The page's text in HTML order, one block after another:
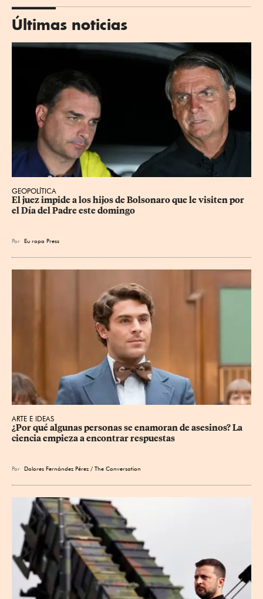
Últimas noticias
GEOPOLÍTICA
El juez impide a los hijos de Bolsonaro que le visiten por
el Día del Padre este domingo
Por Eu ropa Press
ARTE E IDEAS
¿Por qué algunas personas se enamoran de asesinos? La
ciencia empieza a encontrar respuestas
Por Dolores Fernández Pérez / The Conversation